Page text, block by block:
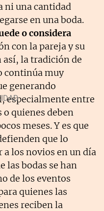
ni una cantidad
en una boda.
o considera
con la pareja y su
así, la tradición de
continúa muy
generando
especialmente entre
quienes deben
meses. Y es que
que lo
los novios en un día
las bodas se han
de los eventos
quienes las
reciben la